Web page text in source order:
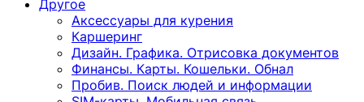
Другoе
Аксессуары для курения
Каршеринг
Дизайн. Графика. Отрисовка документов
Финансы. Карты. Кошельки. Обнал
Пробив. Поиск людей и информации